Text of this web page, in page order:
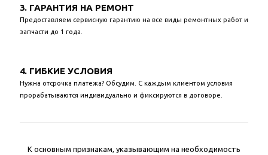
3. ГАРАНТИЯ НА РЕМОНТ
Предоставляем сервисную гарантию на все виды ремонтных работ и
запчасти до 1 года.
4. ГИБКИЕ УСЛОВИЯ
Нужна отсрочка платежа? Обсудим. С каждым клиентом условия
прорабатываются индивидуально и фиксируются в договоре.
К основным признакам, указывающим на необходимость